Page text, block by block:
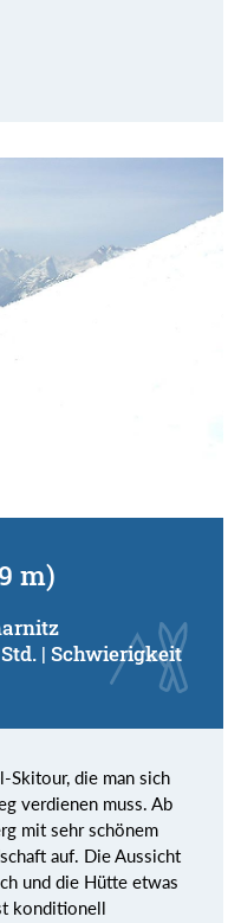
m)
| Schwierigkeit
Skitour, die man sich
verdienen muss. Ab
mit sehr schönem
auf. Die Aussicht
und die Hütte etwas
konditionell